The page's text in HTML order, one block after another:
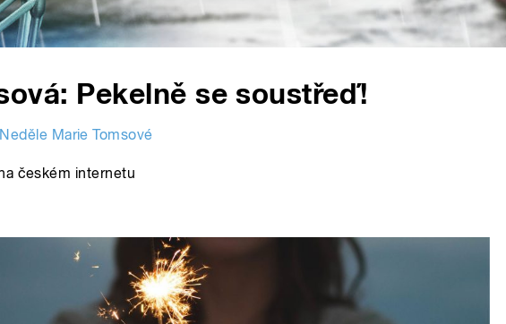
Pekelně se soustřeď!
Neděle Marie Tomsové
českém internetu